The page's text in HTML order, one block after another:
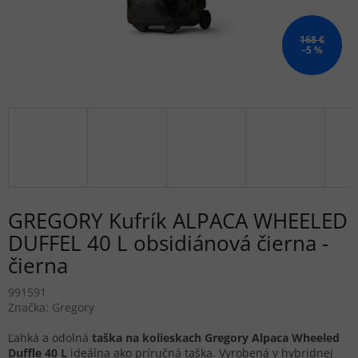
168 €
–5 %
GREGORY Kufrík ALPACA WHEELED
DUFFEL 40 L obsidiánová čierna -
čierna
991591
Značka: Gregory
Ľahká a odolná taška na kolieskach Gregory Alpaca Wheeled
Duffle 40 L ideálna ako príručná taška. Vyrobená v hybridnej